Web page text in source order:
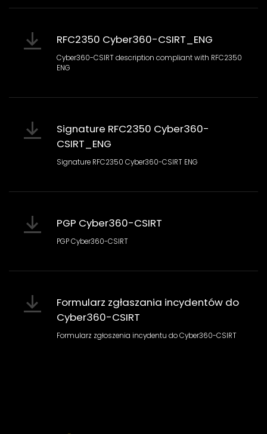
RFC2350 Cyber360-CSIRT_ENG
Cyber360-CSIRT description compliant with RFC2350
ENG
Signature RFC2350 Cyber360-
CSIRT_ENG
Signature RFC2350 Cyber360-CSIRT ENG
PGP Cyber360-CSIRT
PGP Cyber360-CSIRT
Formularz zgłaszania incydentów do
Cyber360-CSIRT
Formularz zgłoszenia incydentu do Cyber360-CSIRT